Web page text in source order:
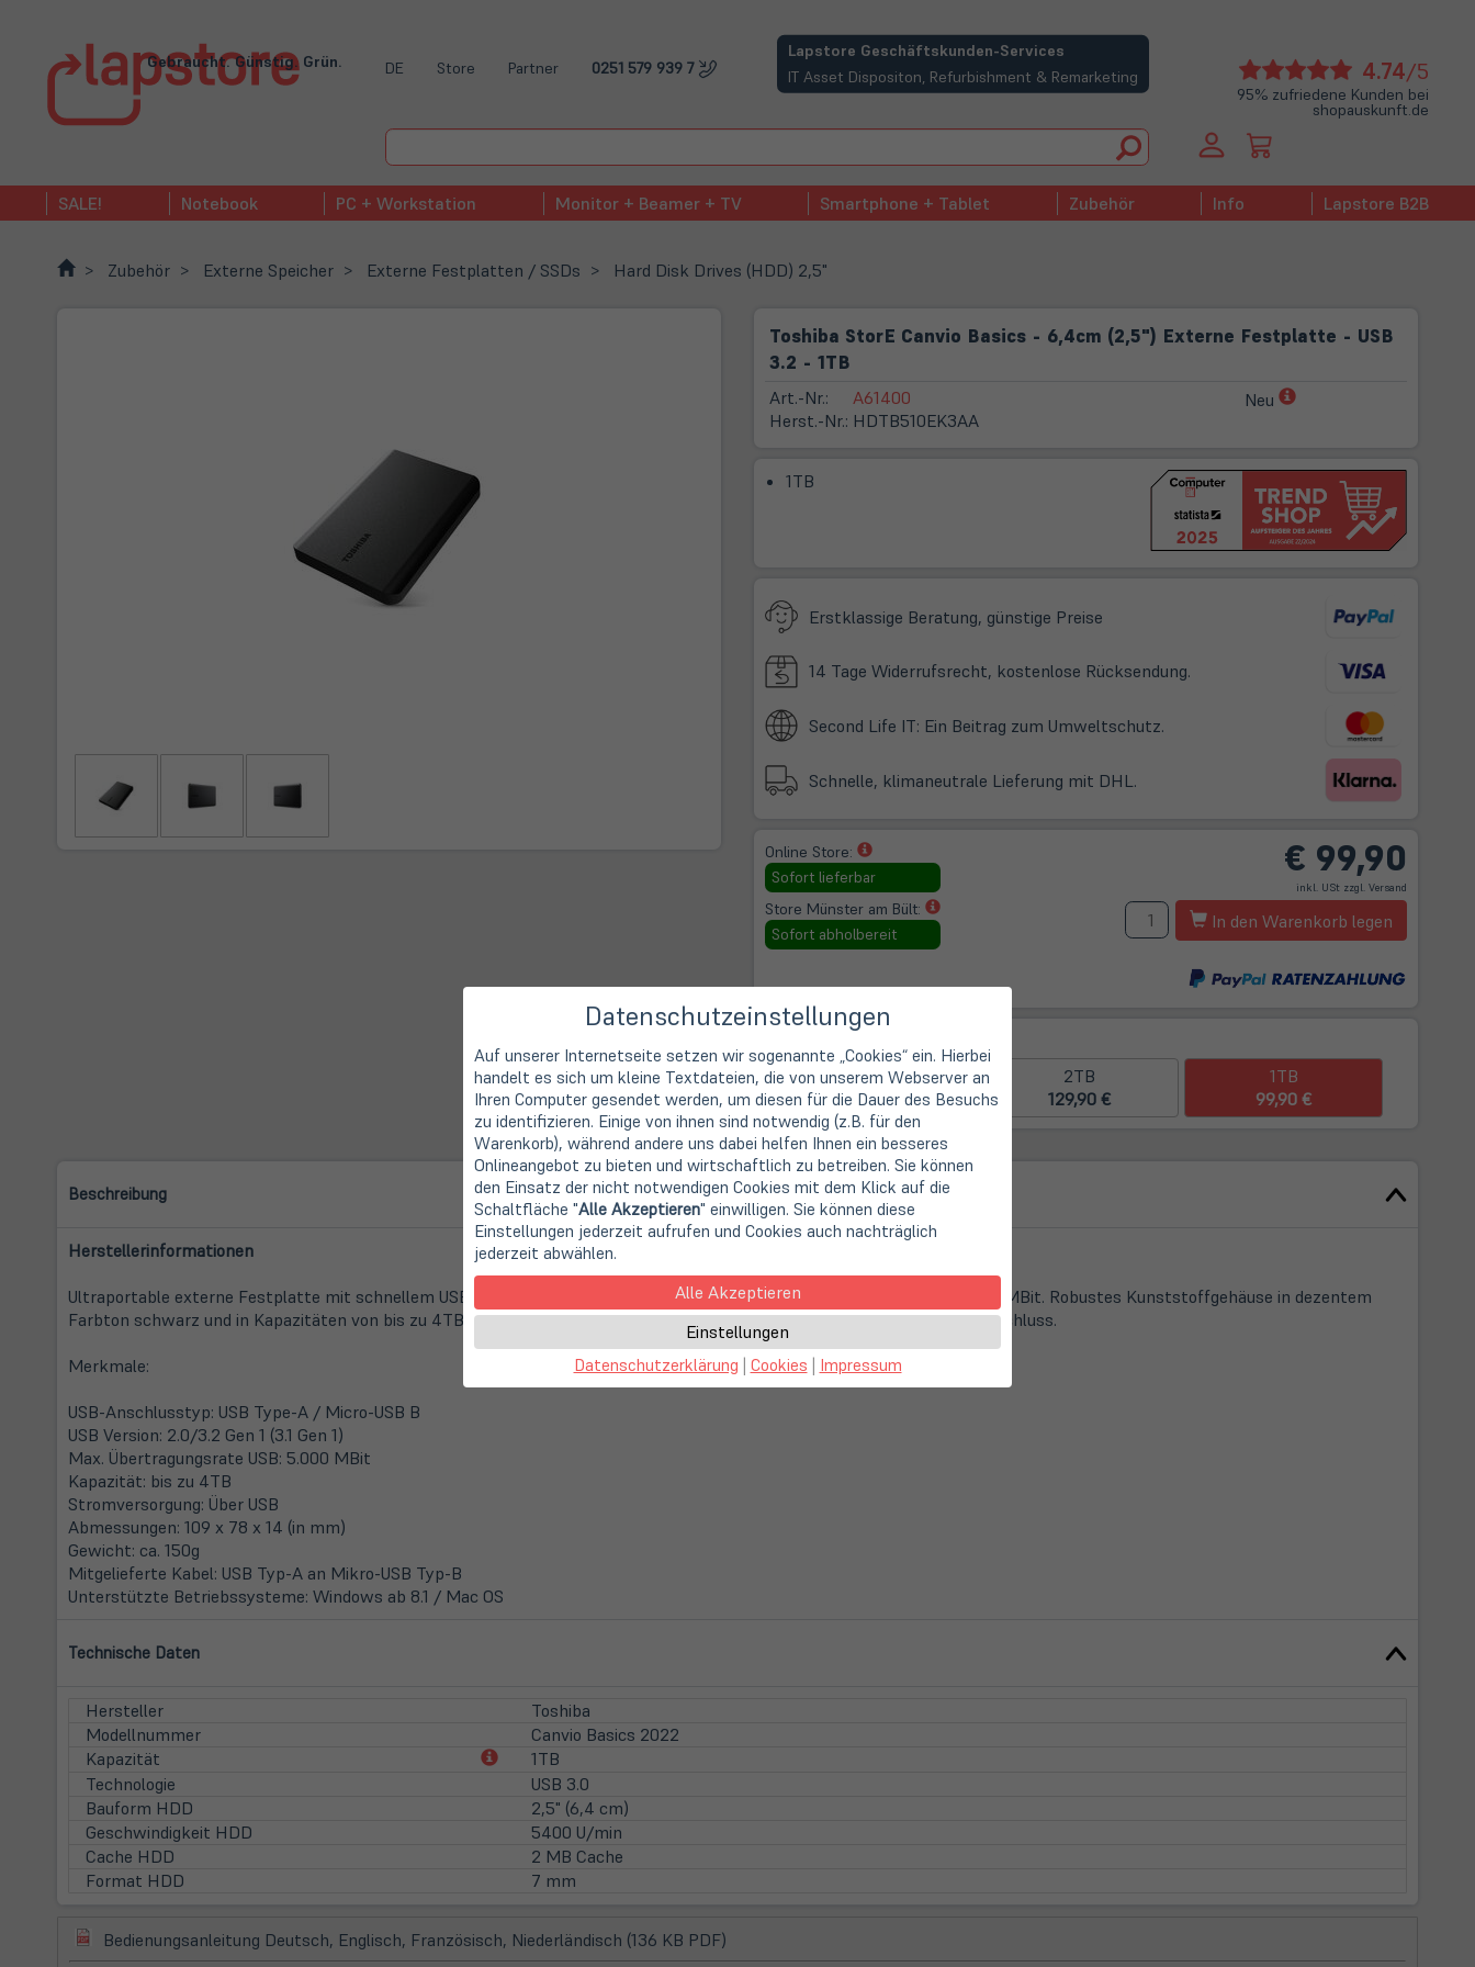
Gebraucht. Günstig. Grün. DE Store Partner 0251 579 939 7
Lapstore Geschäftskunden-Services
IT Asset Dispositon, Refurbishment & Remarketing
(öffnet in neuem Tab)
4.74/5
95% zufriedene Kunden bei
shopauskunft.de
SALE! Notebook PC + Workstation Monitor + Beamer + TV Smartphone + Tablet Zubehör Info Lapstore B2B
Zubehör Externe Speicher Externe Festplatten / SSDs Hard Disk Drives (HDD) 2,5"
Toshiba StorE Canvio Basics - 6,4cm (2,5") Externe Festplatte - USB
3.2 - 1TB
Art.-Nr.:
Herst.-Nr.:
A61400
HDTB510EK3AA
Neu
(öffnet
Tab)
1TB
Erstklassige Beratung, günstige Preise
14 Tage Widerrufsrecht, kostenlose Rücksendung.
Second Life IT: Ein Beitrag zum Umweltschutz.
Schnelle, klimaneutrale Lieferung mit DHL.
Online Store:
(öffnet
in
neuem
Tab)
Sofort lieferbar
Store Münster am Bült:
(öffnet
in
neuem
Sofort abholbereit
€ 99,90
inkl. USt zzgl. Versand
neuem
In den Warenkorb legen
Varianten / optischer Zustand
4TB
199,90 €
2TB
129,90 €
1TB
99,90 €
Beschreibung
Herstellerinformationen
Ultraportable externe Festplatte mit schnellem USB 3.1 Gen1 Anschluss und maximaler Übertragungsrate von bis zu 5.000 MBit. Robustes Kunststoffgehäuse in dezentem
Farbton schwarz und in Kapazitäten von bis zu 4TB erhältlich. Plug & Play - die Stromversorgung erfolgt über den USB Anschluss.
Merkmale:
USB-Anschlusstyp: USB Type-A / Micro-USB B
USB Version: 2.0/3.2 Gen 1 (3.1 Gen 1)
Max. Übertragungsrate USB: 5.000 MBit
Kapazität: bis zu 4TB
Stromversorgung: Über USB
Abmessungen: 109 x 78 x 14 (in mm)
Gewicht: ca. 150g
Mitgelieferte Kabel: USB Typ-A an Mikro-USB Typ-B
Unterstützte Betriebssysteme: Windows ab 8.1 / Mac OS
Technische Daten
Hersteller
Toshiba
Modellnummer
Canvio Basics 2022
Kapazität
(öffnet
neuem
1TB
Technologie
USB 3.0
Bauform HDD
2,5" (6,4 cm)
Geschwindigkeit HDD
5400 U/min
Cache HDD
2 MB Cache
Format HDD
7 mm
(öffnet
in
Bedienungsanleitung Deutsch, Englisch, Französisch, Niederländisch (136 KB PDF)
in
Datenschutzeinstellungen
Auf unserer Internetseite setzen wir sogenannte „Cookies“ ein. Hierbei
handelt es sich um kleine Textdateien, die von unserem Webserver an
Ihren Computer gesendet werden, um diesen für die Dauer des Besuchs
zu identifizieren. Einige von ihnen sind notwendig (z.B. für den
Warenkorb), während andere uns dabei helfen Ihnen ein besseres
Onlineangebot zu bieten und wirtschaftlich zu betreiben. Sie können
den Einsatz der nicht notwendigen Cookies mit dem Klick auf die
Schaltfläche "Alle Akzeptieren" einwilligen. Sie können diese
Einstellungen jederzeit aufrufen und Cookies auch nachträglich
jederzeit abwählen.
Alle Akzeptieren
Einstellungen
Datenschutzerklärung | Cookies | Impressum